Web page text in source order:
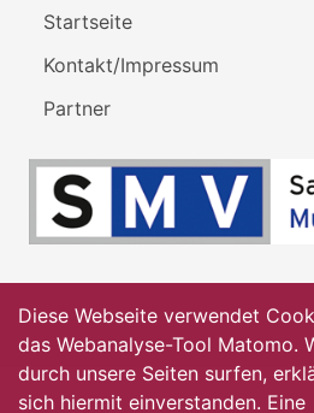
Startseite
Kontakt/Impressum
Partner
Diese Webseite verwendet
das Webanalyse-Tool Matomo.
durch unsere Seiten surfen,
sich hiermit einverstanden. Eine